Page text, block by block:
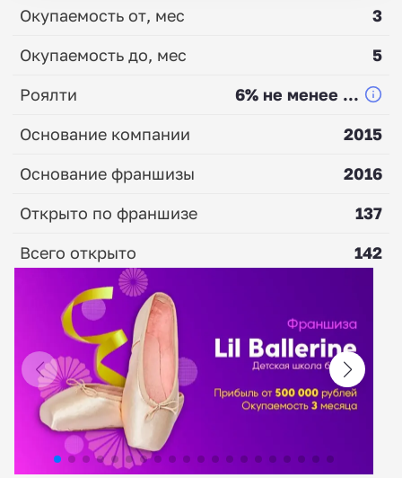
Окупаемость от, мес
3
Окупаемость до, мес
5
Роялти
6% не менее ...
Основание компании
2015
Основание франшизы
2016
Открыто по франшизе
137
Всего открыто
142